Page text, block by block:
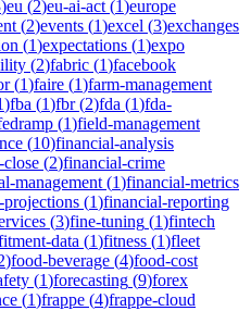
)eu (2)eu-ai-act (1)europe
(2)events (1)excel (3)exchanges
(1)expectations (1)expo
(2)fabric (1)facebook
(1)faire (1)farm-management
)fba (1)fbr(2)fda (1)fda-
(1)field-management
(10)financial-analysis
(2)financial-crime
management (1)financial-metrics
(1)financial-reporting
(3)fine-tuning (1)fintech
data (1)fitness (1)fleet
)food-beverage (4)food-cost
(1)forecasting (9)forex
(1)frappe (4)frappe-cloud